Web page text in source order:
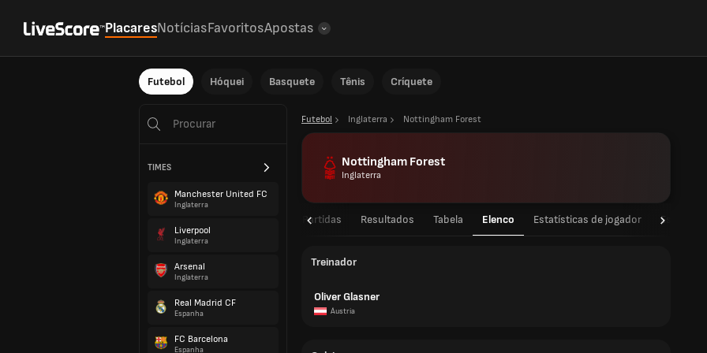
PlacaresNotíciasFavoritosApostas
Futebol Hóquei Basquete Tênis Críquete
TIMES
Manchester United FC
Inglaterra
Liverpool
Inglaterra
Arsenal
Inglaterra
Real Madrid CF
Espanha
FC Barcelona
Espanha
Futebol Inglaterra Nottingham Forest
Nottingham Forest
Inglaterra
Partidas Resultados Tabela Elenco Estatísticas de jogador
Treinador
Oliver Glasner
Áustria